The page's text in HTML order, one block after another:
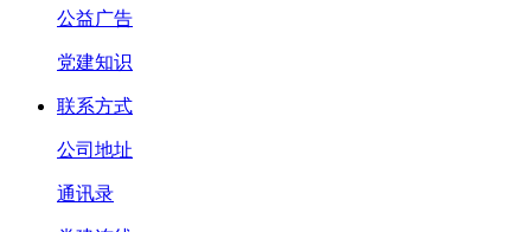
公益广告
党建知识
联系方式
公司地址
通讯录